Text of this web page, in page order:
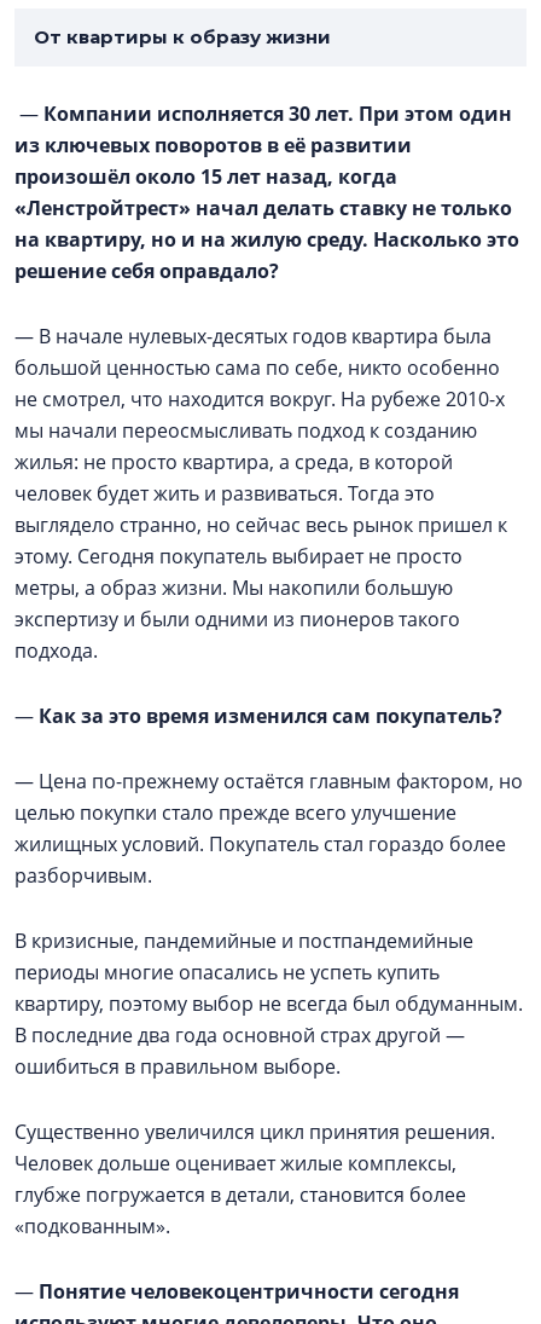
От квартиры к образу жизни
— Компании исполняется 30 лет. При этом один
из ключевых поворотов в её развитии
произошёл около 15 лет назад, когда
«Ленстройтрест» начал делать ставку не только
на квартиру, но и на жилую среду. Насколько это
решение себя оправдало?
— В начале нулевых-десятых годов квартира была
большой ценностью сама по себе, никто особенно
не смотрел, что находится вокруг. На рубеже 2010-х
мы начали переосмысливать подход к созданию
жилья: не просто квартира, а среда, в которой
человек будет жить и развиваться. Тогда это
выглядело странно, но сейчас весь рынок пришел к
этому. Сегодня покупатель выбирает не просто
метры, а образ жизни. Мы накопили большую
экспертизу и были одними из пионеров такого
подхода.
— Как за это время изменился сам покупатель?
— Цена по-прежнему остаётся главным фактором, но
целью покупки стало прежде всего улучшение
жилищных условий. Покупатель стал гораздо более
разборчивым.
В кризисные, пандемийные и постпандемийные
периоды многие опасались не успеть купить
квартиру, поэтому выбор не всегда был обдуманным.
В последние два года основной страх другой —
ошибиться в правильном выборе.
Существенно увеличился цикл принятия решения.
Человек дольше оценивает жилые комплексы,
глубже погружается в детали, становится более
«подкованным».
— Понятие человекоцентричности сегодня